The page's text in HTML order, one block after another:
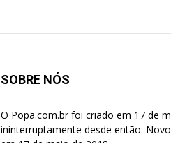
SOBRE NÓS
O Popa.com.br foi criado em 17 de
ininterruptamente desde então.